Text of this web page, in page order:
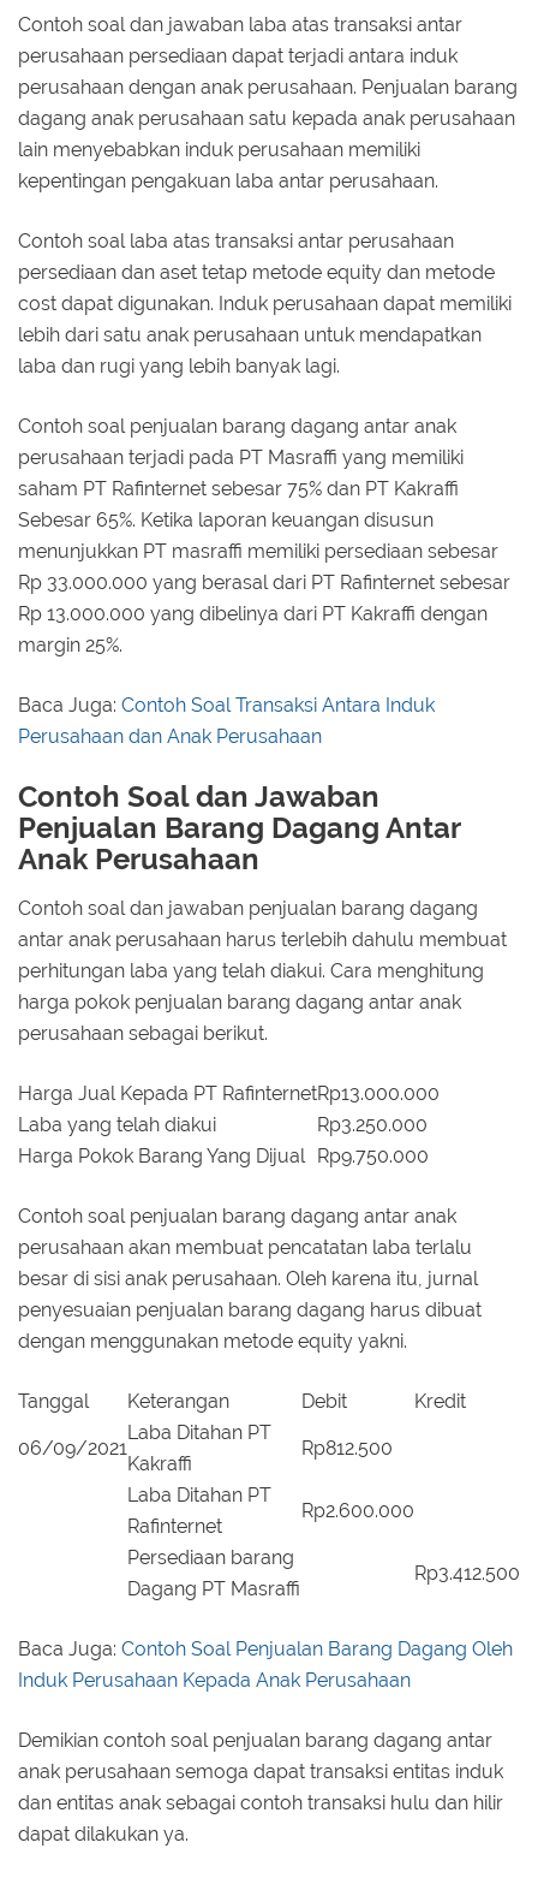
Contoh soal dan jawaban laba atas transaksi antar
perusahaan persediaan dapat terjadi antara induk
perusahaan dengan anak perusahaan. Penjualan barang
dagang anak perusahaan satu kepada anak perusahaan
lain menyebabkan induk perusahaan memiliki
kepentingan pengakuan laba antar perusahaan.
Contoh soal laba atas transaksi antar perusahaan
persediaan dan aset tetap metode equity dan metode
cost dapat digunakan. Induk perusahaan dapat memiliki
lebih dari satu anak perusahaan untuk mendapatkan
laba dan rugi yang lebih banyak lagi.
Contoh soal penjualan barang dagang antar anak
perusahaan terjadi pada PT Masraffi yang memiliki
saham PT Rafinternet sebesar 75% dan PT Kakraffi
Sebesar 65%. Ketika laporan keuangan disusun
menunjukkan PT masraffi memiliki persediaan sebesar
Rp 33.000.000 yang berasal dari PT Rafinternet sebesar
Rp 13.000.000 yang dibelinya dari PT Kakraffi dengan
margin 25%.
Baca Juga: Contoh Soal Transaksi Antara Induk
Perusahaan dan Anak Perusahaan
Contoh Soal dan Jawaban
Penjualan Barang Dagang Antar
Anak Perusahaan
Contoh soal dan jawaban penjualan barang dagang
antar anak perusahaan harus terlebih dahulu membuat
perhitungan laba yang telah diakui. Cara menghitung
harga pokok penjualan barang dagang antar anak
perusahaan sebagai berikut.
Harga Jual Kepada PT RafinternetRp13.000.000
Laba yang telah diakui
Rp3.250.000
Harga Pokok Barang Yang Dijual
Rp9.750.000
Contoh soal penjualan barang dagang antar anak
perusahaan akan membuat pencatatan laba terlalu
besar di sisi anak perusahaan. Oleh karena itu, jurnal
penyesuaian penjualan barang dagang harus dibuat
dengan menggunakan metode equity yakni.
Tanggal Keterangan Debit Kredit
06/09/2021
Laba Ditahan PT
Kakraffi
Rp812.500
Laba Ditahan PT
Rafinternet
Rp2.600.000
Persediaan barang
Dagang PT Masraffi
Rp3.412.500
Baca Juga: Contoh Soal Penjualan Barang Dagang Oleh
Induk Perusahaan Kepada Anak Perusahaan
Demikian contoh soal penjualan barang dagang antar
anak perusahaan semoga dapat transaksi entitas induk
dan entitas anak sebagai contoh transaksi hulu dan hilir
dapat dilakukan ya.